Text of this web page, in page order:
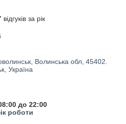
за рік
Волинська обл, 45402.
Україна
до 22:00
роботи